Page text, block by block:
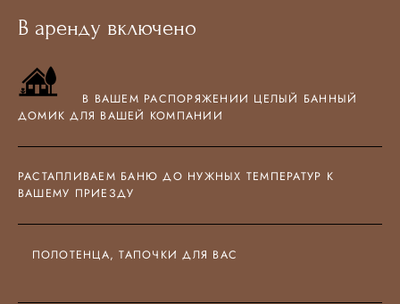
В аренду включено
В ВАШЕМ РАСПОРЯЖЕНИИ ЦЕЛЫЙ БАННЫЙ
ДОМИК ДЛЯ ВАШЕЙ КОМПАНИИ
РАСТАПЛИВАЕМ БАНЮ ДО НУЖНЫХ ТЕМПЕРАТУР К
ВАШЕМУ ПРИЕЗДУ
ПОЛОТЕНЦА, ТАПОЧКИ ДЛЯ ВАС